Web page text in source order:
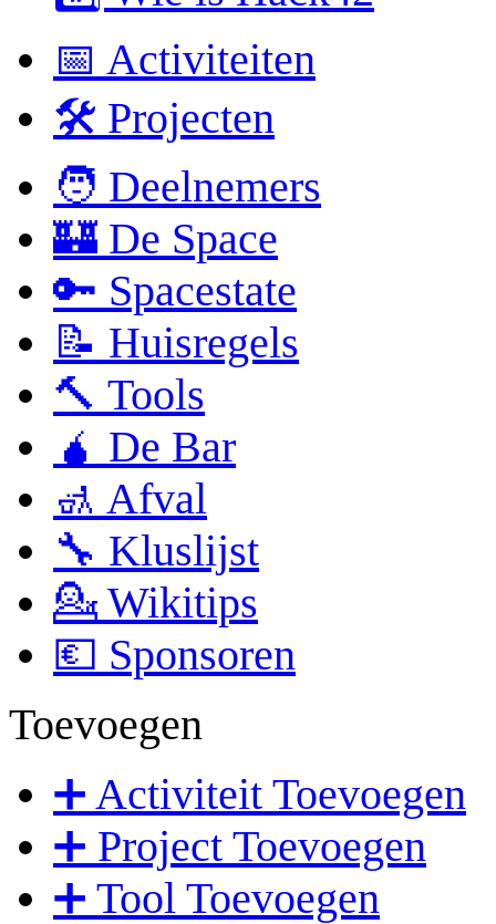
📅 Activiteiten
🛠 Projecten
🧑 Deelnemers
🏰 De Space
🔑 Spacestate
📝 Huisregels
🔨 Tools
🧉 De Bar
🚮 Afval
🔧 Kluslijst
💁 Wikitips
💶 Sponsoren
Toevoegen
➕ Activiteit Toevoegen
➕ Project Toevoegen
➕ Tool Toevoegen